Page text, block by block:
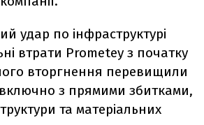
удар по інфраструктурі
втрати Prometey з початку
вторгнення перевищили
з прямими збитками,
та матеріальних